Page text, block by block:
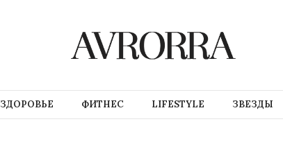
ЗДОРОВЬЕ ФИТНЕС LIFESTYLE ЗВЕЗДЫ